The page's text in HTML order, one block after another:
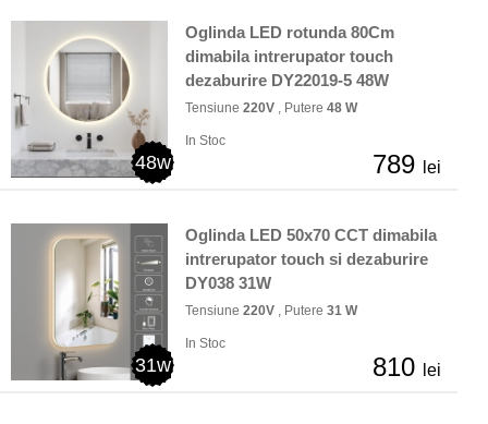
48w
Oglinda LED rotunda 80Cm
dimabila intrerupator touch
dezaburire DY22019-5 48W
Tensiune 220V , Putere 48 W
In Stoc
789 lei
31w
Oglinda LED 50x70 CCT dimabila
intrerupator touch si dezaburire
DY038 31W
Tensiune 220V , Putere 31 W
In Stoc
810 lei